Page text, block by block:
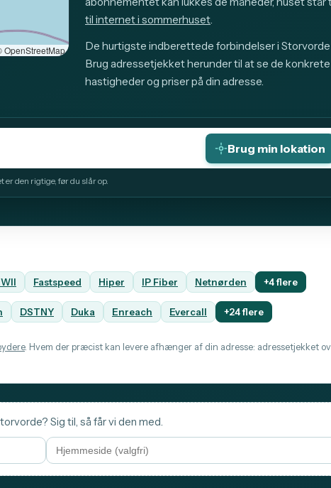
OpenStreetMap
til internet i sommerhuset.
De hurtigste indberettede forbindelser i
Brug adressetjekket herunder til at se de
hastigheder og priser på din adresse.
Brug min lokation
den rigtige, før du slår op.
Fastspeed Hiper IP Fiber Netnørden +4 flere
DSTNY Duka Enreach Evercall +24 flere
. Hvem der præcist kan levere afhænger af din adresse: adressetjekket
Sig til, så får vi den med.